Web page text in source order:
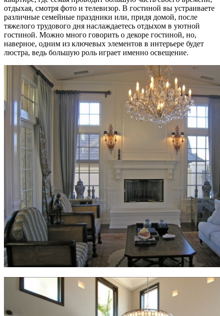
отдыхая, смотря фото и телевизор. В гостиной вы устраиваете
различные семейные праздники или, придя домой, после
тяжелого трудового дня наслаждаетесь отдыхом в уютной
гостиной. Можно много говорить о декоре гостиной, но,
наверное, одним из ключевых элементов в интерьере будет
люстра, ведь большую роль играет именно освещение.